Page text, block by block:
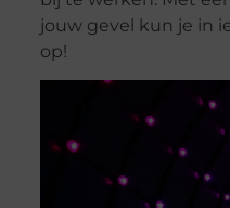
jouw gevel kun je in
op!